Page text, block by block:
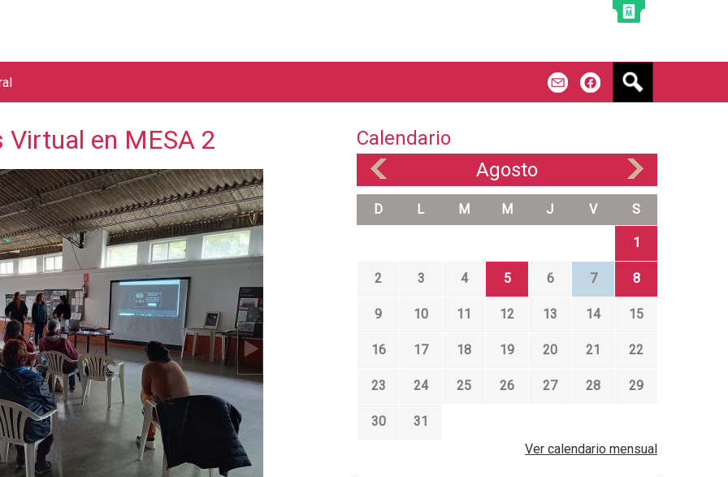
Virtual en MESA 2
Calendario
Agosto
D L M M J V S
1
2 3 4 5 6 7 8
9 10 11 12 13 14 15
16 17 18 19 20 21 22
23 24 25 26 27 28 29
30
31
Ver calendario mensual
s